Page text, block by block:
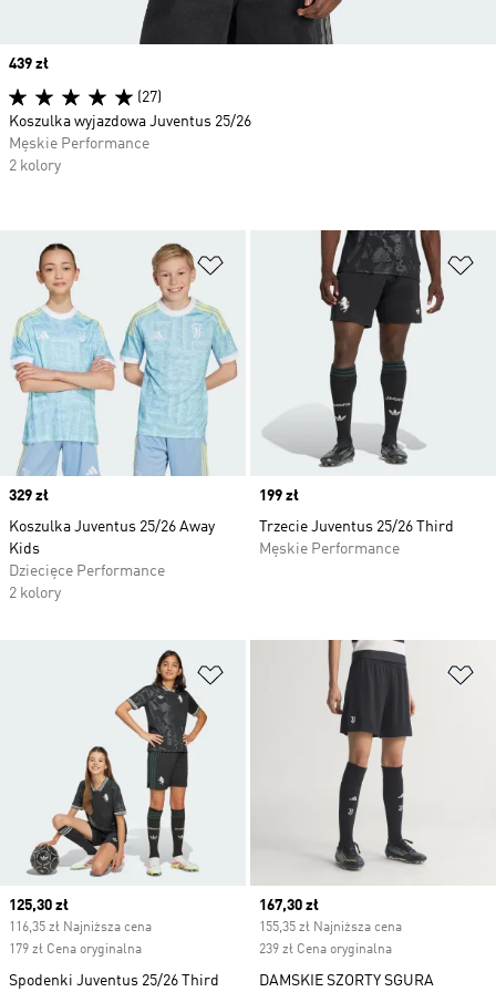
Dodaj do listy życzeń
Price
329 zł
Koszulka Juventus 25/26 Away
Kids
Dziecięce Performance
2 kolory
Price
199 zł
Trzecie Juventus 25/26 Third
Męskie Performance
Dodaj do listy życzeń
Current price
125,30 zł
116,35 zł Najniższa cena
179 zł Cena oryginalna
Spodenki Juventus 25/26 Third
Current price
167,30 zł
155,35 zł Najniższa cena
239 zł Cena oryginalna
DAMSKIE SZORTY SGURA
Price
439 zł
(27)
Koszulka wyjazdowa Juventus 25/26
Męskie Performance
2 kolory